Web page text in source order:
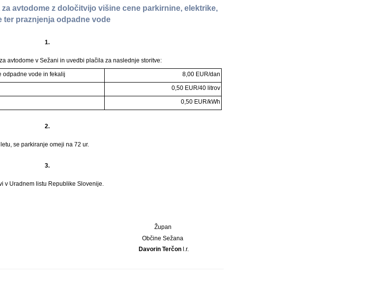
avtodome z določitvijo višine cene parkirnine, elektrike,
ter praznjenja odpadne vode
1.
avtodome v Sežani in uvedbi plačila za naslednje storitve:
odpadne vode in fekalij
8,00 EUR/dan
0,50 EUR/40 litrov
0,50 EUR/kWh
2.
se parkiranje omeji na 72 ur.
3.
v Uradnem listu Republike Slovenije.
Župan
Občine Sežana
Davorin Terčonl.r.